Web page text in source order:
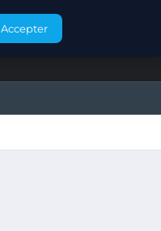
CONTACT
Accepter